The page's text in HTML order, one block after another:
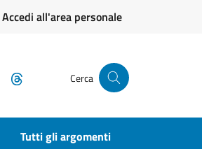
Accedi all'area personale
WhatsApp Cerca
Tutti gli argomenti